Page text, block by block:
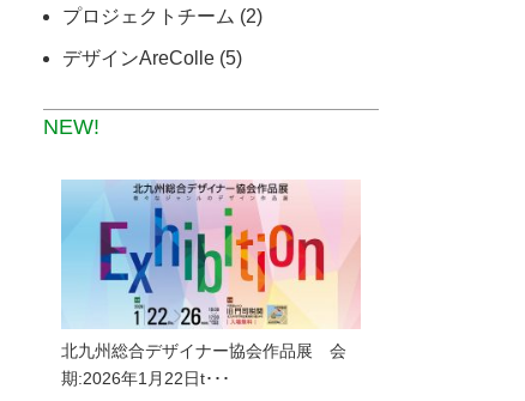
プロジェクトチーム (2)
デザインAreColle (5)
NEW!
北九州総合デザイナー協会作品展 会
期:2026年1月22日t･･･